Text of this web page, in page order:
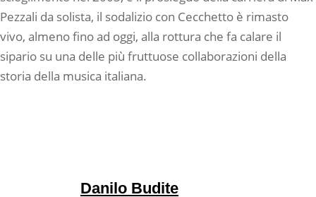
Pezzali da solista, il sodalizio con Cecchetto è rimasto
vivo, almeno fino ad oggi, alla rottura che fa calare il
sipario su una delle più fruttuose collaborazioni della
storia della musica italiana.
Danilo Budite